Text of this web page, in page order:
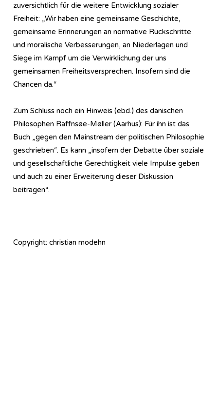
zuversichtlich für die weitere Entwicklung sozialer
Freiheit: „Wir haben eine gemeinsame Geschichte,
gemeinsame Erinnerungen an normative Rückschritte
und moralische Verbesserungen, an Niederlagen und
Siege im Kampf um die Verwirklichung der uns
gemeinsamen Freiheitsversprechen. Insofern sind die
Chancen da.“
Zum Schluss noch ein Hinweis (ebd.) des dänischen
Philosophen Raffnsøe-Møller (Aarhus): Für ihn ist das
Buch „gegen den Mainstream der politischen Philosophie
geschrieben“. Es kann „insofern der Debatte über soziale
und gesellschaftliche Gerechtigkeit viele Impulse geben
und auch zu einer Erweiterung dieser Diskussion
beitragen“.
Copyright: christian modehn